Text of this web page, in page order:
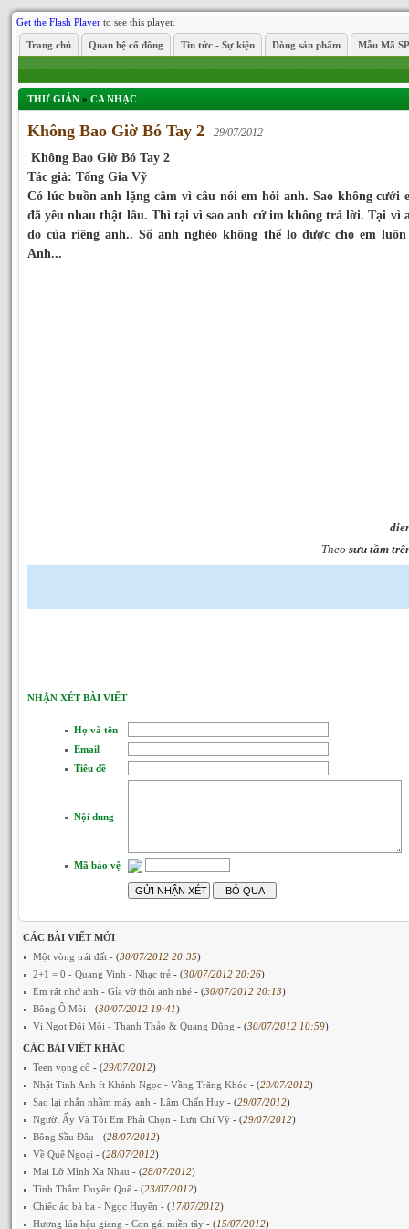
Get the Flash Player to see this player.
Trang chủ Quan hệ cổ đông Tin tức - Sự kiện Dòng sản phẩm Mẫu Mã SP
THƯ GIẢN » CA NHẠC
Không Bao Giờ Bó Tay 2 - 29/07/2012
Không Bao Giờ Bó Tay 2
Tác giả: Tống Gia Vỹ
Có lúc buồn anh lặng câm vì câu nói em hỏi anh. Sao không cưới
đã yêu nhau thật lâu. Thì tại vì sao anh cứ im không trả lời. Tại vì
do của riêng anh.. Số anh nghèo không thể lo được cho em
Anh...
Theo sưu tầm
NHẬN XÉT BÀI VIẾT
Họ và tên
Email
Tiêu đề
Nội dung
Mã bảo vệ
CÁC BÀI VIẾT MỚI
Một vòng trái đất - (30/07/2012 20:35)
2+1 = 0 - Quang Vinh - Nhạc trẻ - (30/07/2012 20:26)
Em rất nhớ anh - Gỉa vờ thôi anh nhé - (30/07/2012 20:13)
Bông Ô Môi - (30/07/2012 19:41)
Vị Ngọt Đôi Môi - Thanh Thảo & Quang Dũng - (30/07/2012 10:59)
CÁC BÀI VIẾT KHÁC
Teen vọng cổ - (29/07/2012)
Nhật Tinh Anh ft Khánh Ngọc - Vầng Trăng Khóc - (29/07/2012)
Sao lại nhắn nhầm máy anh - Lâm Chấn Huy - (29/07/2012)
Người Ấy Và Tôi Em Phải Chọn - Lưu Chí Vỹ - (29/07/2012)
Bông Sầu Đâu - (28/07/2012)
Về Quê Ngoại - (28/07/2012)
Mai Lỡ Mình Xa Nhau - (28/07/2012)
Tình Thắm Duyên Quê - (23/07/2012)
Chiếc áo bà ba - Ngọc Huyền - (17/07/2012)
Hương lúa hậu giang - Con gái miền tây - (15/07/2012)